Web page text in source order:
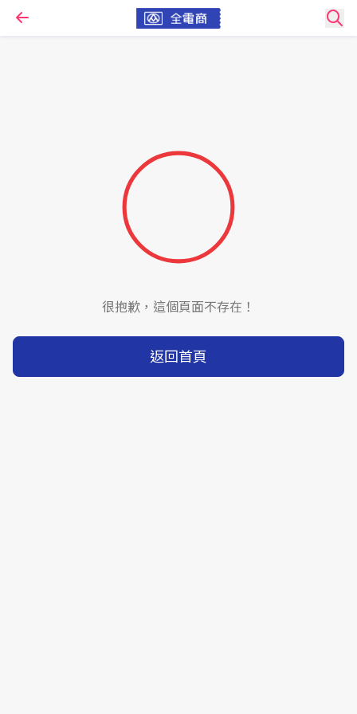
很抱歉，這個頁面不存在！
返回首頁